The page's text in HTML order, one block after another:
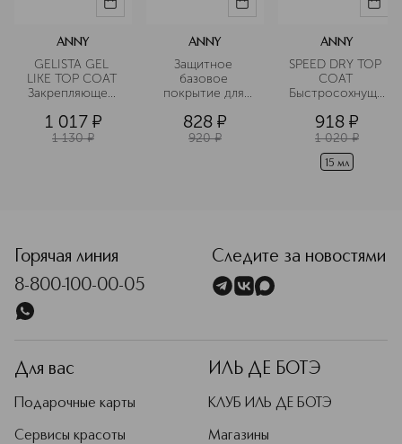
ANNY
GELISTA GEL
LIKE TOP COAT
Закрепляющее
глянцевое с
эффектом
1 017 ¤
1 130 ¤
ANNY
Защитное
базовое
покрытие для
828 ¤
920 ¤
ANNY
SPEED DRY TOP
COAT
Быстросохнущий
918 ¤
1 020 ¤
15 мл
Горячая линия
8-800-100-00-05
Следите за новостями
Для вас
Подарочные карты
Сервисы красоты
ИЛЬ ДЕ БОТЭ
КЛУБ ИЛЬ ДЕ БОТЭ
Магазины